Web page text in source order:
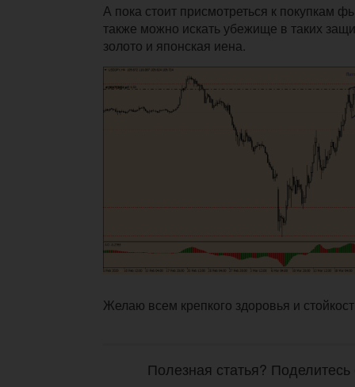
А пока стоит присмотреться к покупкам
также можно искать убежище в таких
золото и японская иена.
Желаю всем крепкого здоровья и
Полезная статья?